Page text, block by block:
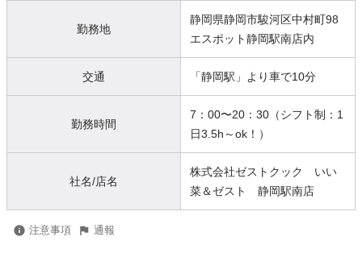
勤務地
静岡県静岡市駿河区中村町98
エスポット静岡駅南店内
交通 「静岡駅」より車で10分
勤務時間
7：00〜20：30（シフト制：1
日3.5h～ok！）
社名/店名
株式会社ゼストクック いい
菜＆ゼスト 静岡駅南店
注意事項 通報